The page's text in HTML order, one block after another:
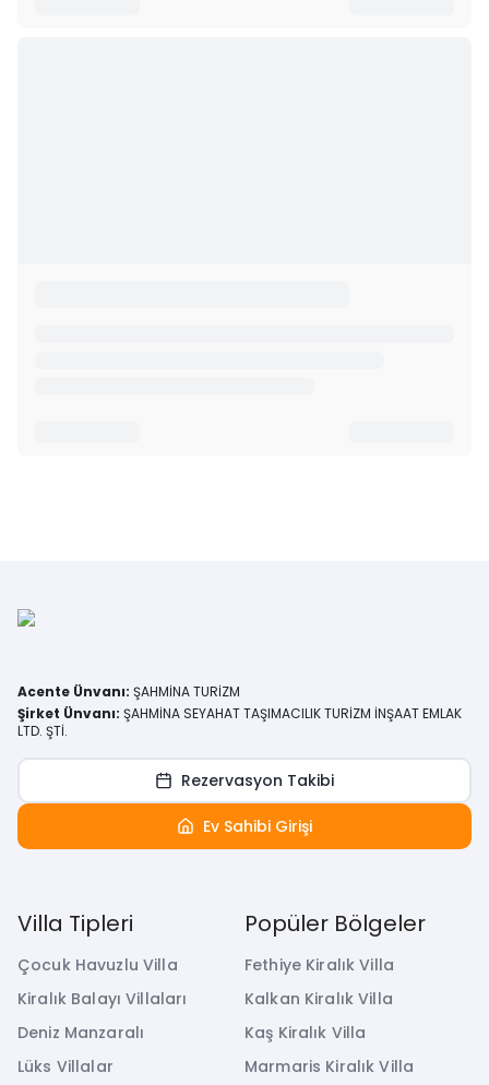
Villa Tipleri
Çocuk Havuzlu Villa
Kiralık Balayı Villaları
Deniz Manzaralı
Lüks Villalar
Popüler Bölgeler
Fethiye Kiralık Villa
Kalkan Kiralık Villa
Kaş Kiralık Villa
Marmaris Kiralık Villa
Acente Ünvanı: ŞAHMİNA TURİZM
Şirket Ünvanı: ŞAHMİNA SEYAHAT TAŞIMACILIK TURİZM İNŞAAT EMLAK
LTD. ŞTİ.
Rezervasyon Takibi
Ev Sahibi Girişi